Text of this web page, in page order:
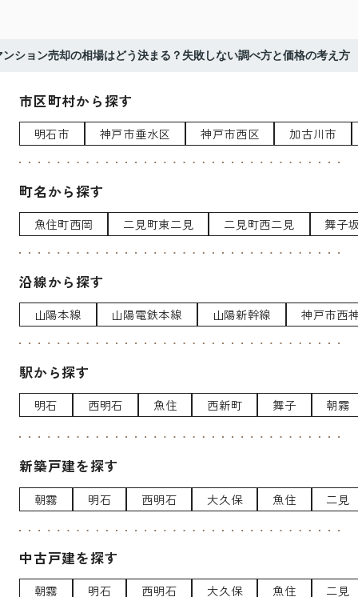
ンション売却の相場はどう決まる？失敗しない調べ方と価格の考え方
市区町村から探す
明石市 神戸市垂水区 神戸市西区 加古川市
町名から探す
魚住町西岡 二見町東二見 二見町西二見 舞子
沿線から探す
山陽本線 山陽電鉄本線 山陽新幹線 神戸市西
駅から探す
明石 西明石 魚住 西新町 舞子 朝霧
新築戸建を探す
朝霧 明石 西明石 大久保 魚住 二見
中古戸建を探す
朝霧 明石 西明石 大久保 魚住 二見